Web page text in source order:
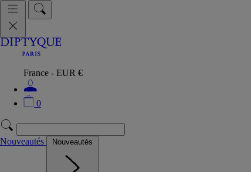
France - EUR €
0
Nouveautés Nouveautés